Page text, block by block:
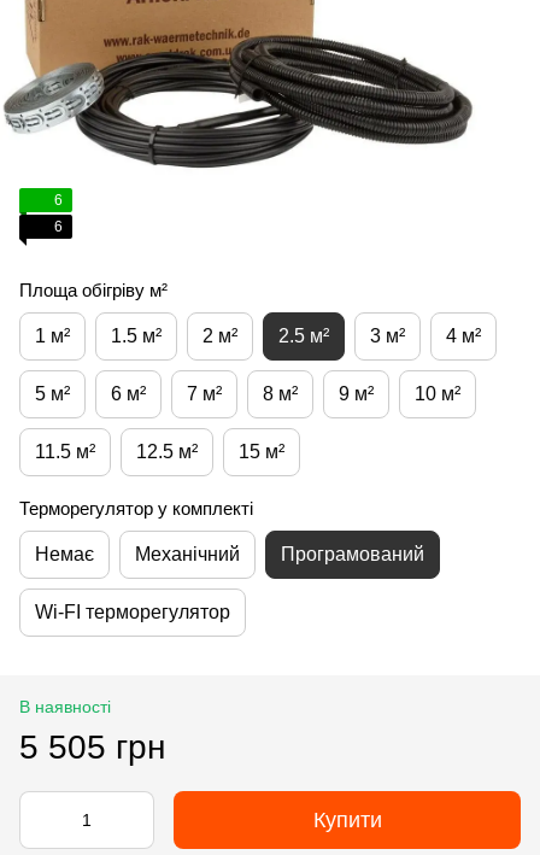
6
6
Площа обігріву м²
1 м² 1.5 м² 2 м² 2.5 м² 3 м² 4 м²
5 м² 6 м² 7 м² 8 м² 9 м² 10 м²
11.5 м² 12.5 м² 15 м²
Терморегулятор у комплекті
Немає Механічний Програмований
Wi-FI терморегулятор
В наявності
5 505 грн
Купити